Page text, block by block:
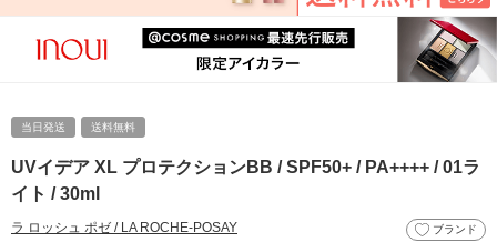
当日発送 送料無料
UVイデア XL プロテクションBB / SPF50+ / PA++++ / 01ラ
イト / 30ml
ラ ロッシュ ポゼ / LA ROCHE-POSAY ブランド